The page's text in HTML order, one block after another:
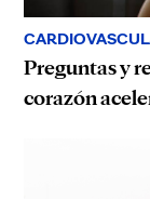
Preguntas y
corazón